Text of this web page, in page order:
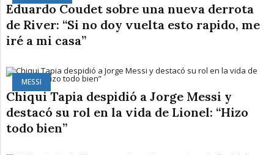
Eduardo Coudet sobre una nueva derrota
de River: “Si no doy vuelta esto rapido, me
iré a mi casa”
MESSI
Chiqui Tapia despidió a Jorge Messi y
destacó su rol en la vida de Lionel: “Hizo
todo bien”